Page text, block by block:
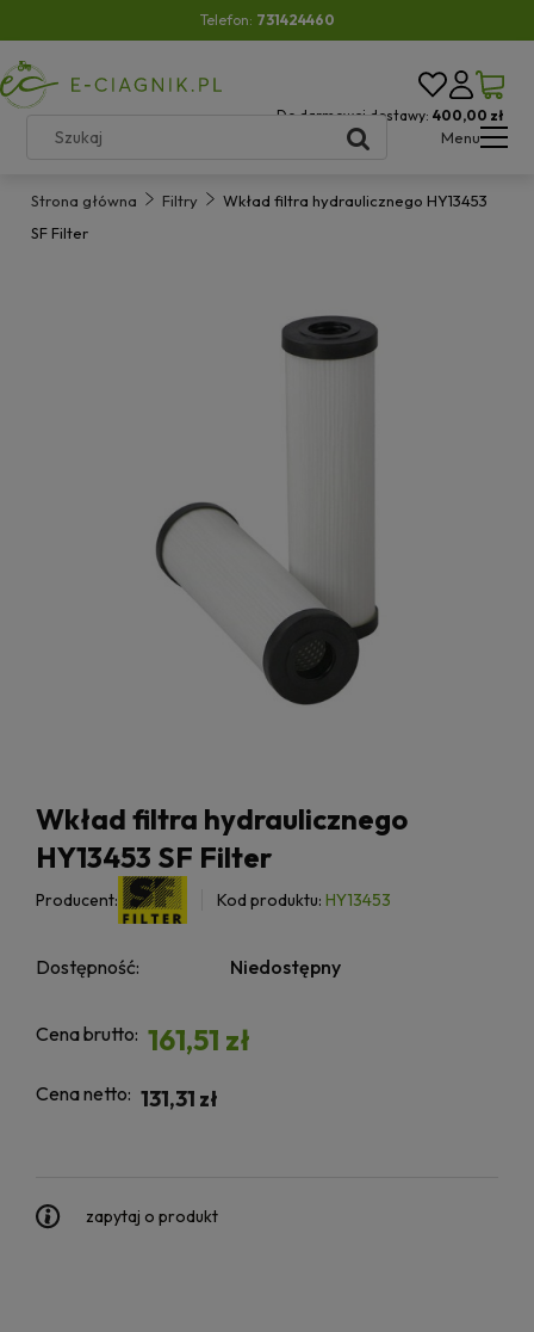
Telefon: 731424460
Do darmowej dostawy: 400,00 zł
Menu
Strona główna Filtry
Wkład filtra hydraulicznego HY13453
SF Filter
Wkład filtra hydraulicznego
HY13453 SF Filter
Producent: Kod produktu: HY13453
Dostępność: Niedostępny
Cena brutto: 161,51 zł
Cena netto: 131,31 zł
zapytaj o produkt